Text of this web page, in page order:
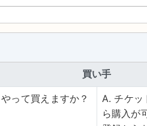
買い手
って買えますか？
A. チケッ
ら購入が